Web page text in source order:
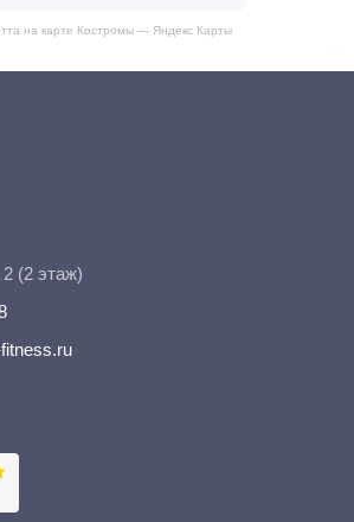
на карте Костромы — Яндекс Карты
(2 этаж)